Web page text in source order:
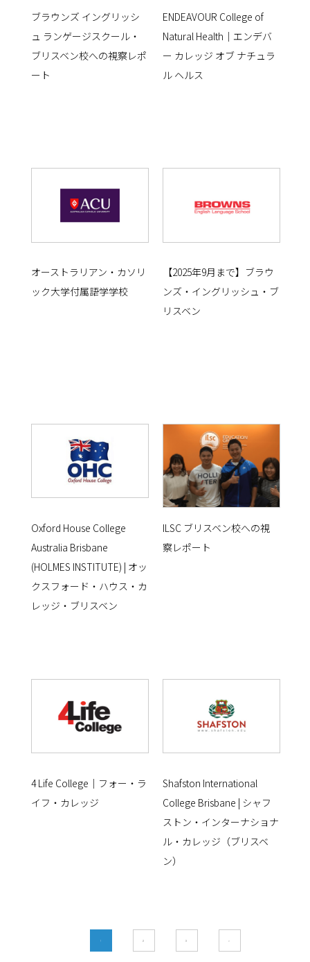
ブラウンズ イングリッシ
ュ ランゲージスクール・
ブリスベン校への視察レポ
ート
ENDEAVOUR College of
Natural Health｜エンデバ
ー カレッジ オブ ナチュラ
ル ヘルス
オーストラリアン・カソリ
ック大学付属語学学校
【2025年9月まで】ブラウ
ンズ・イングリッシュ・ブ
リスベン
Oxford House College
Australia Brisbane
(HOLMES INSTITUTE) | オッ
クスフォード・ハウス・カ
レッジ・ブリスベン
ILSC ブリスベン校への視
察レポート
4 Life College｜フォー・ラ
イフ・カレッジ
Shafston International
College Brisbane | シャフ
ストン・インターナショナ
ル・カレッジ（ブリスベ
ン）
1 2 3 >